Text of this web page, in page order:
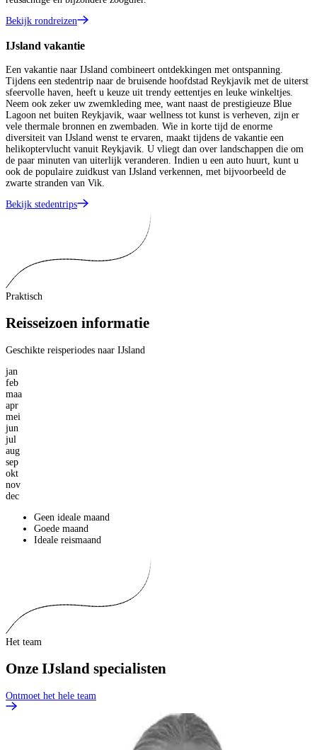
Bekijk rondreizen
IJsland vakantie
Een vakantie naar IJsland combineert ontdekkingen met ontspanning.
Tijdens een stedentrip naar de bruisende hoofdstad Reykjavik met de uiterst
sfeervolle haven, heeft u keuze uit trendy eettentjes en leuke winkeltjes.
Neem ook zeker uw zwemkleding mee, want naast de prestigieuze Blue
Lagoon net buiten Reykjavik, waar wellness tot kunst is verheven, zijn er
vele thermale bronnen en zwembaden. Wie in korte tijd de enorme
diversiteit van IJsland wenst te ervaren, maakt tijdens de vakantie een
helikoptervlucht vanuit Reykjavik. U vliegt dan over landschappen die om
de paar minuten van uiterlijk veranderen. Indien u een auto huurt, kunt u
ook de populaire zuidkust van IJsland verkennen, met bijvoorbeeld de
zwarte stranden van Vik.
Bekijk stedentrips
Praktisch
Reisseizoen informatie
Geschikte reisperiodes naar IJsland
jan
feb
maa
apr
mei
jun
jul
aug
sep
okt
nov
dec
Geen ideale maand
Goede maand
Ideale reismaand
Het team
Onze IJsland specialisten
Ontmoet het hele team